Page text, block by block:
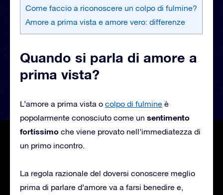
Come faccio a riconoscere un colpo di fulmine?
Amore a prima vista e amore vero: differenze
Quando si parla di amore a
prima vista?
L’amore a prima vista o colpo di fulmine è
popolarmente conosciuto come un sentimento
fortissimo che viene provato nell’immediatezza di
un primo incontro.
La regola razionale del doversi conoscere meglio
prima di parlare d’amore va a farsi benedire e,